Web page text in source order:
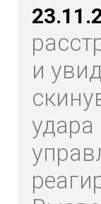
и
удара